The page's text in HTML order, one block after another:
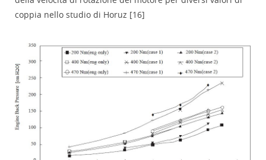
coppia nello studio di Horuz [16]